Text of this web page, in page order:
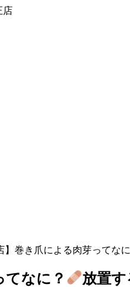
店
】巻き爪による肉芽ってな
てなに？ 放置す